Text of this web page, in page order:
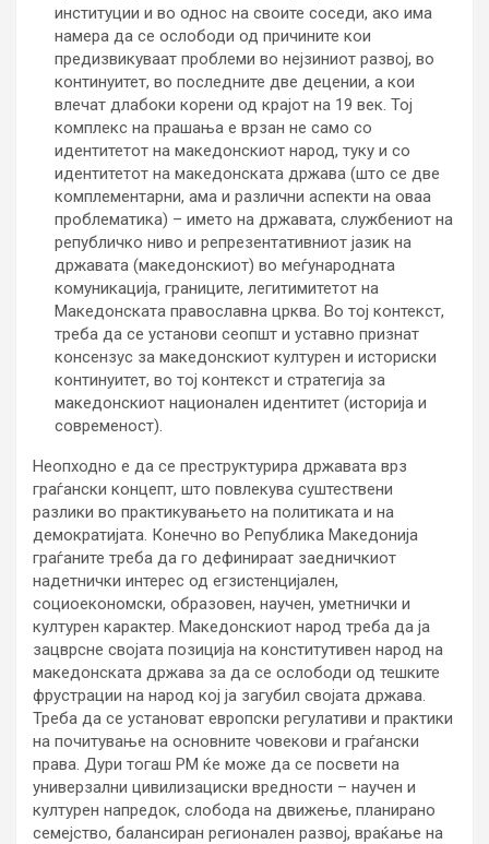
институции и во однос на своите соседи, ако има
намера да се ослободи од причините кои
предизвикуваат проблеми во нејзиниот развој, во
континуитет, во последните две децении, а кои
влечат длабоки корени од крајот на 19 век. Тој
комплекс на прашања е врзан не само со
идентитетот на македонскиот народ, туку и со
идентитетот на македонската држава (што се две
комплементарни, ама и различни аспекти на оваа
проблематика) – името на државата, службениот на
републичко ниво и репрезентативниот јазик на
државата (македонскиот) во меѓународната
комуникација, границите, легитимитетот на
Македонската православна црква. Во тој контекст,
треба да се установи сеопшт и уставно признат
консензус за македонскиот културен и историски
континуитет, во тој контекст и стратегија за
македонскиот национален идентитет (историја и
современост).
Неопходно е да се преструктурира државата врз
граѓански концепт, што повлекува суштествени
разлики во практикувањето на политиката и на
демократијата. Конечно во Република Македонија
граѓаните треба да го дефинираат заедничкиот
надетнички интерес од егзистенцијален,
социоекономски, образовен, научен, уметнички и
културен карактер. Македонскиот народ треба да ја
зацврсне својата позиција на конститутивен народ на
македонската држава за да се ослободи од тешките
фрустрации на народ кој ја загубил својата држава.
Треба да се установат европски регулативи и практики
на почитување на основните човекови и граѓански
права. Дури тогаш РМ ќе може да се посвети на
универзални цивилизациски вредности – научен и
културен напредок, слобода на движење, планирано
семејство, балансиран регионален развој, враќање на